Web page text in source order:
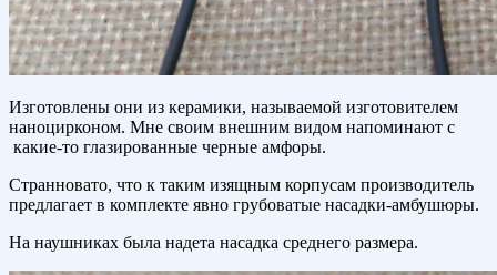
Изготовлены они из керамики, называемой изготовителем
наноцирконом. Мне своим внешним видом напоминают с
какие-то глазированные черные амфоры.
Странновато, что к таким изящным корпусам производитель
предлагает в комплекте явно грубоватые насадки-амбушюры.
На наушниках была надета насадка среднего размера.